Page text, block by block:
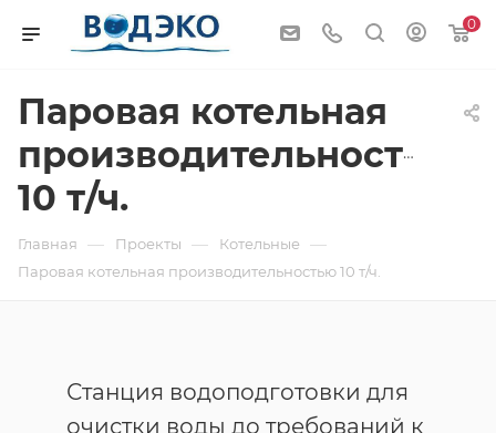
0
Паровая котельная
производительностью
10 т/ч.
Главная — Проекты — Котельные —
Паровая котельная производительностью 10 т/ч.
Станция водоподготовки для
очистки воды до требований к